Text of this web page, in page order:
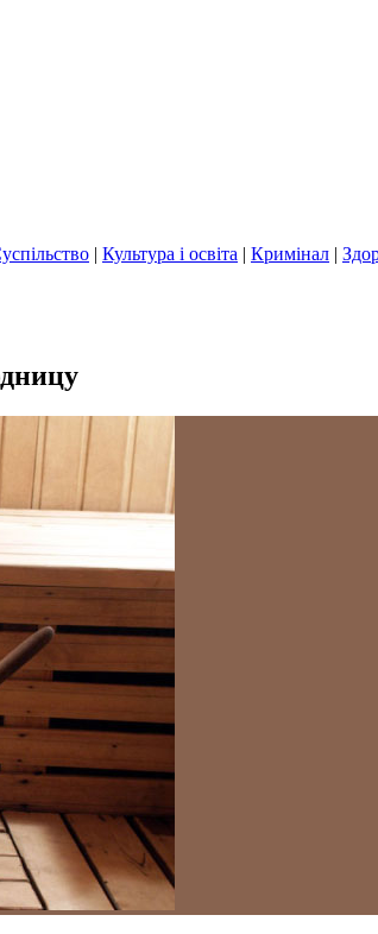
| Культура і освіта | Кримінал |